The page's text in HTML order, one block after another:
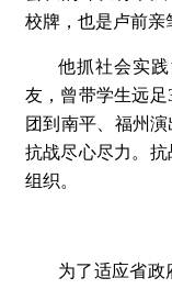
校牌，也是卢前亲
他抓社会实
友，曾带学生远
团到南平、福州
抗战尽心尽力。
组织。
为了适应省政